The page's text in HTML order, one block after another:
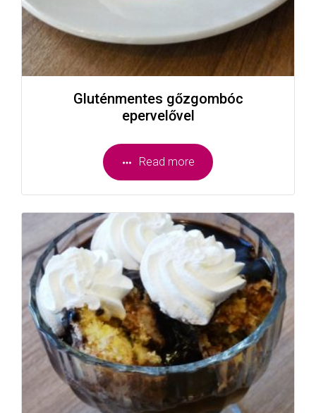
Gluténmentes gőzgombóc
epervelővel
Read more